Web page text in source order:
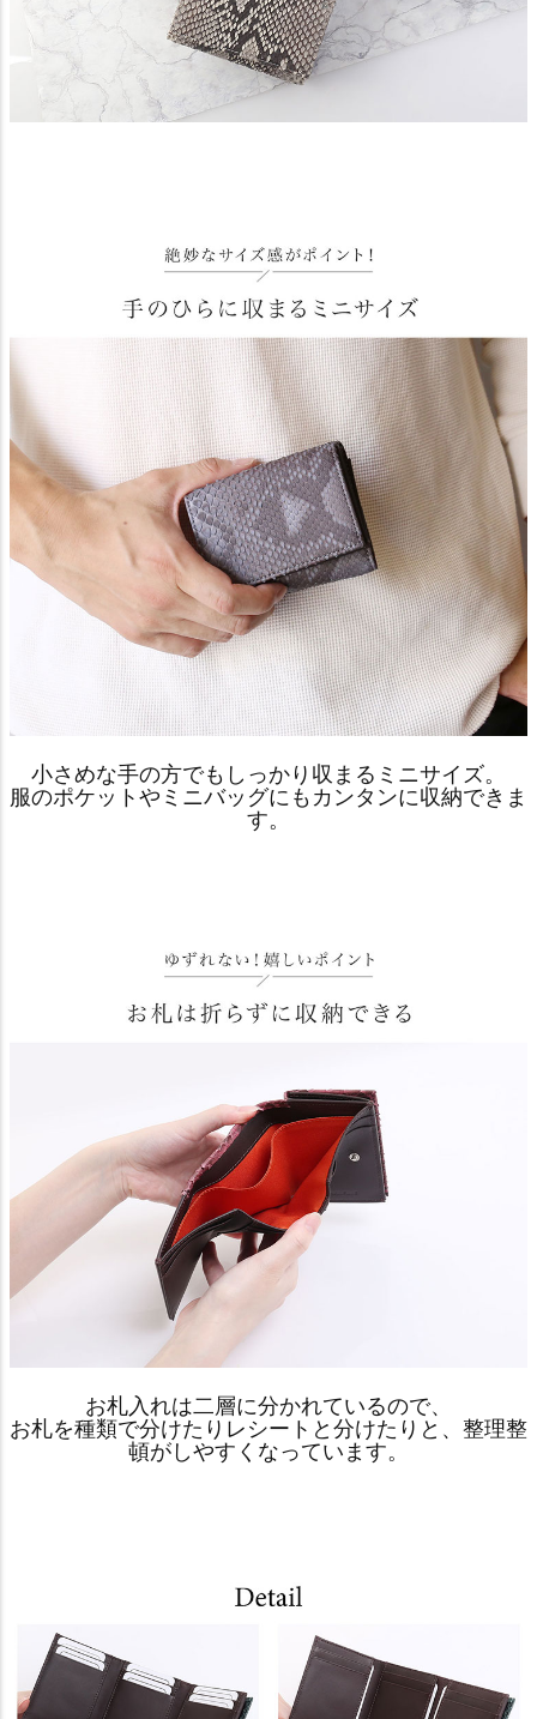
小さめな手の方でもしっかり収まるミニサイズ。
服のポケットやミニバッグにもカンタンに収納できま
す。
お札入れは二層に分かれているので、
お札を種類で分けたりレシートと分けたりと、整理整
頓がしやすくなっています。